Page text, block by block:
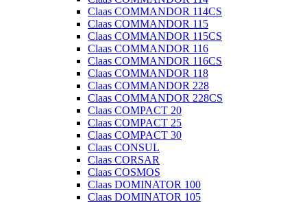
Claas COMMANDOR 114CS
Claas COMMANDOR 115
Claas COMMANDOR 115CS
Claas COMMANDOR 116
Claas COMMANDOR 116CS
Claas COMMANDOR 118
Claas COMMANDOR 228
Claas COMMANDOR 228CS
Claas COMPACT 20
Claas COMPACT 25
Claas COMPACT 30
Claas CONSUL
Claas CORSAR
Claas COSMOS
Claas DOMINATOR 100
Claas DOMINATOR 105